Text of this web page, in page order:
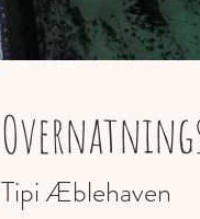
Tipi Æblehaven